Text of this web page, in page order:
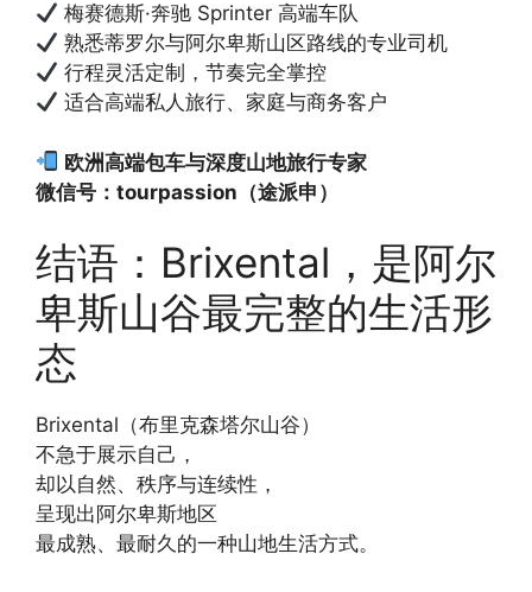
梅赛德斯·奔驰 Sprinter 高端车队
熟悉蒂罗尔与阿尔卑斯山区路线的专业司机
行程灵活定制，节奏完全掌控
适合高端私人旅行、家庭与商务客户
欧洲高端包车与深度山地旅行专家
微信号：tourpassion（途派申）
结语：Brixental，是阿尔
卑斯山谷最完整的生活形
态
Brixental（布里克森塔尔山谷）
不急于展示自己，
却以自然、秩序与连续性，
呈现出阿尔卑斯地区
最成熟、最耐久的一种山地生活方式。